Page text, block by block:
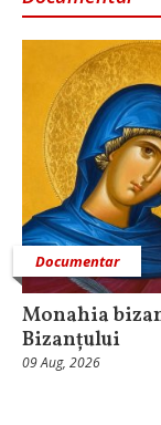
Documentar
Monahia
Bizanțului
09 Aug, 2026